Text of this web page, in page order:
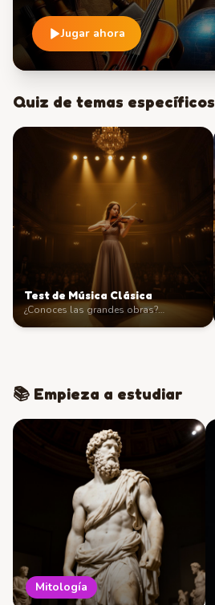
Jugar ahora
Quiz de temas específicos
Test de Música Clásica
¿Conoces las grandes obras?…
📚 Empieza a estudiar
Mitología